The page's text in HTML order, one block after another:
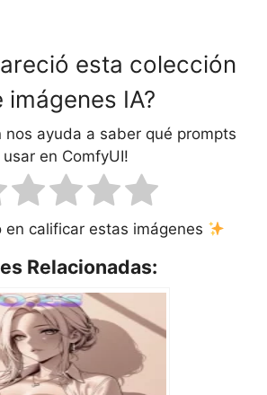
esta colección
imágenes IA?
nos ayuda a saber qué prompts
usar en ComfyUI!
en calificar estas imágenes
Relacionadas: